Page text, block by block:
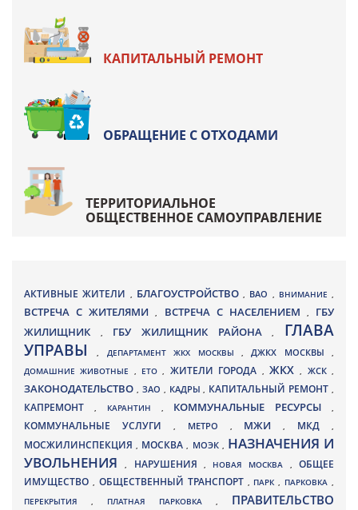
КАПИТАЛЬНЫЙ РЕМОНТ
ОБРАЩЕНИЕ С ОТХОДАМИ
ТЕРРИТОРИАЛЬНОЕ
ОБЩЕСТВЕННОЕ САМОУПРАВЛЕНИЕ
АКТИВНЫЕ ЖИТЕЛИ , БЛАГОУСТРОЙСТВО , ВАО , ВНИМАНИЕ ,
ВСТРЕЧА С ЖИТЕЛЯМИ, ВСТРЕЧА С НАСЕЛЕНИЕМ , ГБУ
ЖИЛИЩНИК
, ГБУ ЖИЛИЩНИК РАЙОНА, ГЛАВА
УПРАВЫ, ДЕПАРТАМЕНТ ЖКХ МОСКВЫ ,ДЖКХ МОСКВЫ ,
ДОМАШНИЕ ЖИВОТНЫЕ , ЕТО, ЖИТЕЛИ ГОРОДА , ЖКХ, ЖСК,
ЗАКОНОДАТЕЛЬСТВО , ЗАО , КАДРЫ, КАПИТАЛЬНЫЙ РЕМОНТ ,
КАПРЕМОНТ , КАРАНТИН , КОММУНАЛЬНЫЕ РЕСУРСЫ,
КОММУНАЛЬНЫЕ УСЛУГИ , МЕТРО , МЖИ, МКД ,
МОСЖИЛИНСПЕКЦИЯ, МОСКВА , МОЭК , НАЗНАЧЕНИЯ И
УВОЛЬНЕНИЯ, НАРУШЕНИЯ , НОВАЯ МОСКВА ,ОБЩЕЕ
ИМУЩЕСТВО , ОБЩЕСТВЕННЫЙ ТРАНСПОРТ , ПАРК, ПАРКОВКА ,
ПЕРЕКРЫТИЯ , ПЛАТНАЯ ПАРКОВКА , ПРАВИТЕЛЬСТВО